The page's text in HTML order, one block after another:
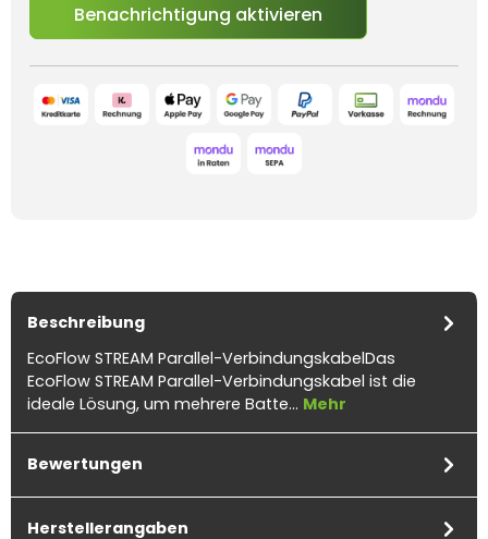
Benachrichtigung aktivieren
Beschreibung
EcoFlow STREAM Parallel-VerbindungskabelDas
EcoFlow STREAM Parallel-Verbindungskabel ist die
ideale Lösung, um mehrere Batte… Mehr
Bewertungen
Herstellerangaben